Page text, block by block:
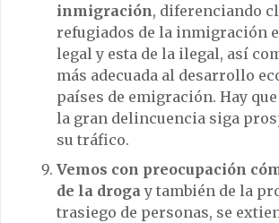
inmigración, diferenciando
refugiados de la inmigración
legal y esta de la ilegal, así
más adecuada al desarrollo
países de emigración. Hay
la gran delincuencia siga
su tráfico.
Vemos con preocupación
de la drogay también de la
trasiego de personas, se